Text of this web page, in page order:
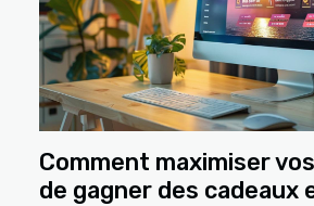
Comment maximiser
de gagner des cadeaux